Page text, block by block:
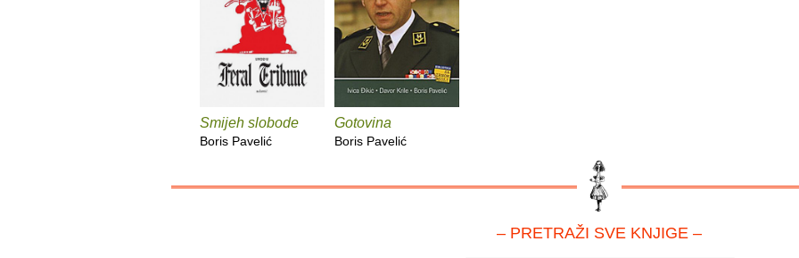
Smijeh slobode
Boris Pavelić
Gotovina
Boris Pavelić
– PRETRAŽI SVE KNJIGE –